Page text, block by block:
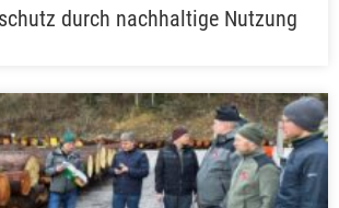
durch nachhaltige Nutzung